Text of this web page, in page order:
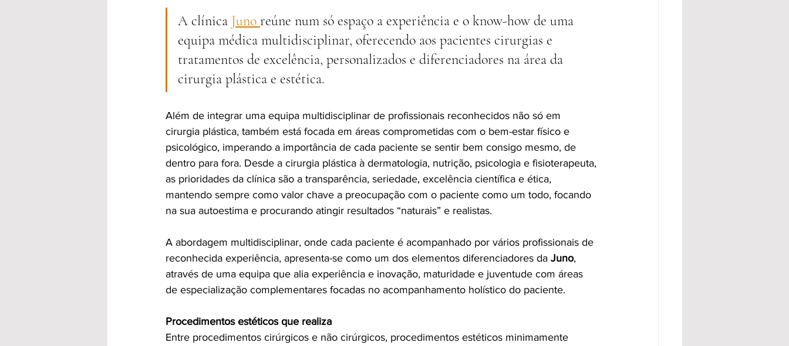
A clínica Juno reúne num só espaço a experiência e o know-how de uma
equipa médica multidisciplinar, oferecendo aos pacientes cirurgias e
tratamentos de excelência, personalizados e diferenciadores na área da
cirurgia plástica e estética.
Além de integrar uma equipa multidisciplinar de profissionais reconhecidos não só em
cirurgia plástica, também está focada em áreas comprometidas com o bem-estar físico e
psicológico, imperando a importância de cada paciente se sentir bem consigo mesmo, de
dentro para fora. Desde a cirurgia plástica à dermatologia, nutrição, psicologia e fisioterapeuta,
as prioridades da clínica são a transparência, seriedade, excelência científica e ética,
mantendo sempre como valor chave a preocupação com o paciente como um todo, focando
na sua autoestima e procurando atingir resultados “naturais” e realistas.
A abordagem multidisciplinar, onde cada paciente é acompanhado por vários profissionais de
reconhecida experiência, apresenta-se como um dos elementos diferenciadores da Juno,
através de uma equipa que alia experiência e inovação, maturidade e juventude com áreas
de especialização complementares focadas no acompanhamento holístico do paciente.
Procedimentos estéticos que realiza
Entre procedimentos cirúrgicos e não cirúrgicos, procedimentos estéticos minimamente